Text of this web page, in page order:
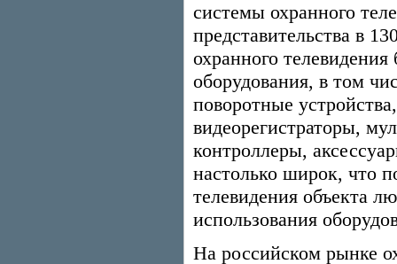
системы охранного
представительства в
охранного
оборудования, в том
поворотные
видеорегистраторы,
контроллеры,
настолько широк, что
телевидения объекта
использования
На российском рынке